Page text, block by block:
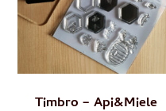
Timbro – Api&Miele